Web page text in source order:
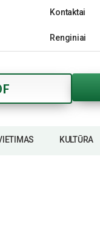
Kontaktai
Renginiai
KULTŪRA